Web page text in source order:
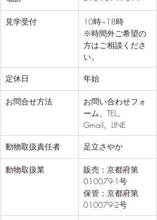
見学受付
10時~18時
※時間外ご希望の
方はご相談くださ
い。
定休日
年始
お問合せ方法
お問い合わせフォ
ーム、TEL、
Gmail、LINE
動物取扱責任者
足立さやか
動物取扱業
​販売：京都府第
010079-1号
保管：京都府第
010079-2号